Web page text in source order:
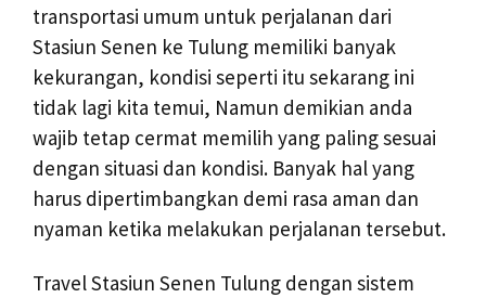
transportasi umum untuk perjalanan dari
Stasiun Senen ke Tulung memiliki banyak
kekurangan, kondisi seperti itu sekarang ini
tidak lagi kita temui, Namun demikian anda
wajib tetap cermat memilih yang paling sesuai
dengan situasi dan kondisi. Banyak hal yang
harus dipertimbangkan demi rasa aman dan
nyaman ketika melakukan perjalanan tersebut.
Travel Stasiun Senen Tulung dengan sistem